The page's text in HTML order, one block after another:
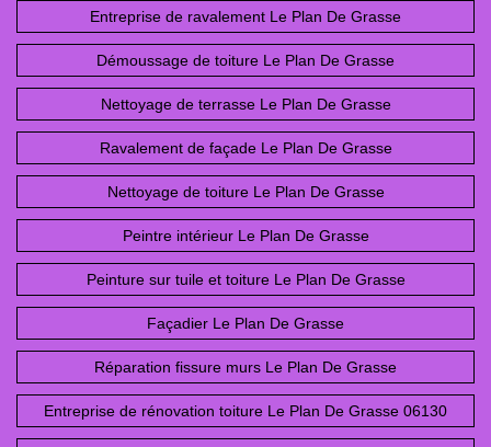
Entreprise de ravalement Le Plan De Grasse
Démoussage de toiture Le Plan De Grasse
Nettoyage de terrasse Le Plan De Grasse
Ravalement de façade Le Plan De Grasse
Nettoyage de toiture Le Plan De Grasse
Peintre intérieur Le Plan De Grasse
Peinture sur tuile et toiture Le Plan De Grasse
Façadier Le Plan De Grasse
Réparation fissure murs Le Plan De Grasse
Entreprise de rénovation toiture Le Plan De Grasse 06130